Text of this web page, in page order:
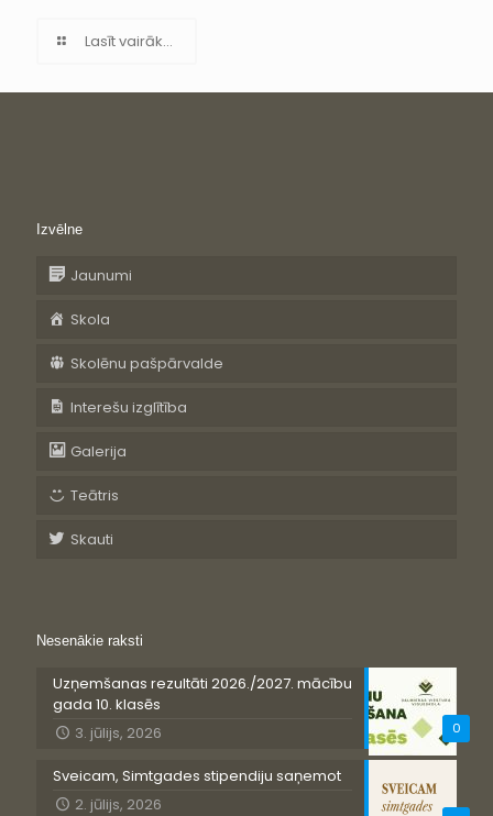
Lasīt vairāk...
Izvēlne
Jaunumi
Skola
Skolēnu pašpārvalde
Interešu izglītība
Galerija
Teātris
Skauti
Nesenākie raksti
0
Uzņemšanas rezultāti 2026./2027. mācību
gada 10. klasēs
3. jūlijs, 2026
Sveicam, Simtgades stipendiju saņemot
2. jūlijs, 2026